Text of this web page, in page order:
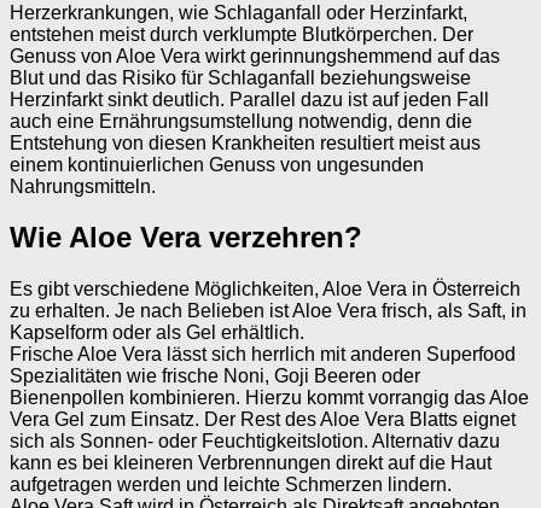
Herzerkrankungen, wie Schlaganfall oder Herzinfarkt,
entstehen meist durch verklumpte Blutkörperchen. Der
Genuss von Aloe Vera wirkt gerinnungshemmend auf das
Blut und das Risiko für Schlaganfall beziehungsweise
Herzinfarkt sinkt deutlich. Parallel dazu ist auf jeden Fall
auch eine Ernährungsumstellung notwendig, denn die
Entstehung von diesen Krankheiten resultiert meist aus
einem kontinuierlichen Genuss von ungesunden
Nahrungsmitteln.
Wie Aloe Vera verzehren?
Es gibt verschiedene Möglichkeiten, Aloe Vera in Österreich
zu erhalten. Je nach Belieben ist Aloe Vera frisch, als Saft, in
Kapselform oder als Gel erhältlich.
Frische Aloe Vera lässt sich herrlich mit anderen Superfood
Spezialitäten wie frische Noni, Goji Beeren oder
Bienenpollen kombinieren. Hierzu kommt vorrangig das Aloe
Vera Gel zum Einsatz. Der Rest des Aloe Vera Blatts eignet
sich als Sonnen- oder Feuchtigkeitslotion. Alternativ dazu
kann es bei kleineren Verbrennungen direkt auf die Haut
aufgetragen werden und leichte Schmerzen lindern.